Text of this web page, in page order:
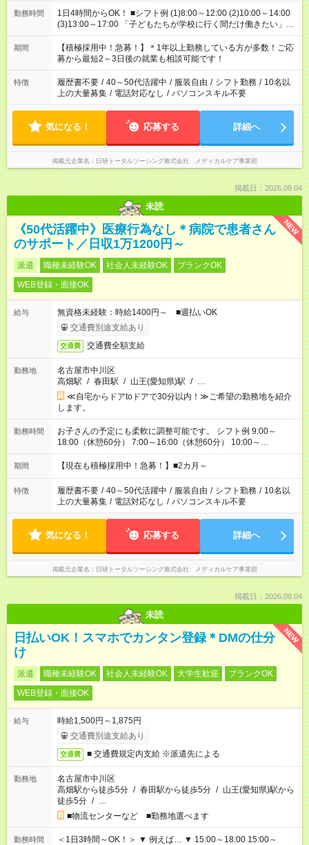
勤務時間
1日4時間からOK！ ■シフト例 (1)8:00～12:00 (2)10:00～14:00
(3)13:00～17:00 「子どもたちが学校に行く間だけ働きたい」
「余裕を持って夕飯の準備がしたい」 「午前中は働いて、午後
はプライベートの時間にしたい」 など、ご希望を教えてくださ
いね。 ※Wワーク希望の方へ 今ご覧のお仕事で希望する勤務時
間と、もう1つのお仕事の勤務時間。 合計で週40時間を超える
場合は応募できません。
期間
【積極採用中！急募！】＊1年以上勤務している方が多数！ご応
募から最短2～3日後の就業も相談可能です！
特徴 履歴書不要 / 40～50代活躍中 / 服装自由 / シフト勤務 / 10名以
上の大量募集 / 電話対応なし / パソコンスキル不要
気になる！ 応募する 詳細へ
掲載元企業名 日研トータルソーシング株式会社 メディカルケア事業部
掲載日：2026.08.04
未読
NEW
《50代活躍中》医療行為なし＊病院で患者さん
のサポート／日収1万1200円～
派遣 職種未経験OK 社会人未経験OK
ブランクOK
WEB登録・面接OK
給与
無資格未経験：時給1400円～ ■週払いOK
交通費別途支給あり
交通費 交通費全額支給
勤務地
名古屋市中川区
高畑駅 / 春田駅 / 山王(愛知県)駅 / …
≪自宅からドアtoドアで30分以内！≫ご希望の勤務地を紹介
します。
勤務時間
お子さんの予定にも柔軟に調整可能です。 シフト例 9:00～
18:00（休憩60分） 7:00～16:00（休憩60分） 10:00～
19:00（休憩60分） ※Wワーク希望の方へ 今ご覧のお仕事で希
望する勤務時間と、もう1つのお仕事の勤務時間の合計が 週40
期間 【現在も積極採用中！急募！】■2カ月～
特徴 履歴書不要 / 40～50代活躍中 / 服装自由 / シフト勤務 / 10名以
上の大量募集 / 電話対応なし / パソコンスキル不要
気になる！ 応募する 詳細へ
掲載元企業名 日研トータルソーシング株式会社 メディカルケア事業部
掲載日：2026.08.04
未読
NEW
日払いOK！スマホでカンタン登録＊DMの仕分
け
派遣 職種未経験OK 社会人未経験OK 大学生歓迎
ブランクOK
WEB登録・面接OK
給与
時給1,500円～1,875円
交通費別途支給あり
交通費 ■ 交通費規定内支給 ※派遣先による
勤務地
名古屋市中川区
高畑駅から徒歩5分 / 春田駅から徒歩5分 / 山王(愛知県)駅から
徒歩5分 / …
■物流センターなど ■勤務地選べます
勤務時間
＜1日3時間～OK！＞ ▼ 例えば… ▼ 15:00～18:00 15:00～